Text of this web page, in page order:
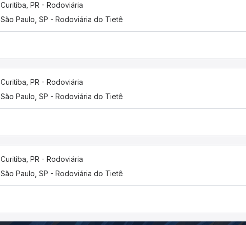
Curitiba, PR - Rodoviária
São Paulo, SP - Rodoviária do Tietê
Curitiba, PR - Rodoviária
São Paulo, SP - Rodoviária do Tietê
Curitiba, PR - Rodoviária
São Paulo, SP - Rodoviária do Tietê